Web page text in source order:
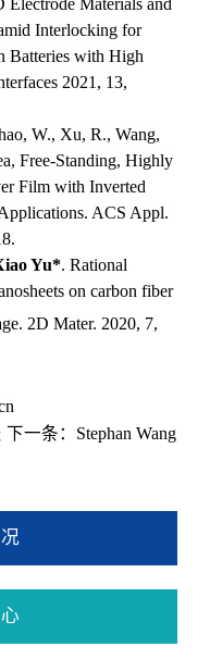
Electrode Materials and
Interlocking for
Batteries with High
2021, 13,
W., Xu, R., Wang,
Free-Standing, Highly
Film with Inverted
ACS Appl.
Yu*. Rational
on carbon fiber
2D Mater. 2020, 7,
下一条： ​Stephan Wang